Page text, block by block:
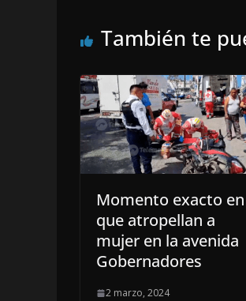
También te
Momento exacto en
que atropellan a
mujer en la avenida
Gobernadores
2 marzo, 2024